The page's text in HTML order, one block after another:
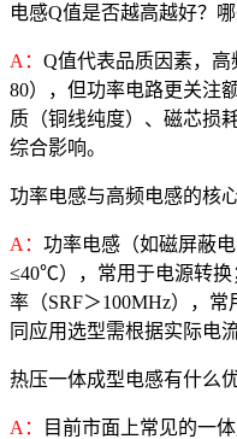
电感Q值是否越高越好？
A： Q值代表品质因素，
80），但功率电路更关注
质（铜线纯度）、磁芯损
综合影响。
功率电感与高频电感的核
A： 功率电感（如磁屏蔽
≤40℃），常用于电源转换
率（SRF＞100MHz），
同应用选型需根据实际电
热压一体成型电感有什么优
A：
目前市面上常见的一